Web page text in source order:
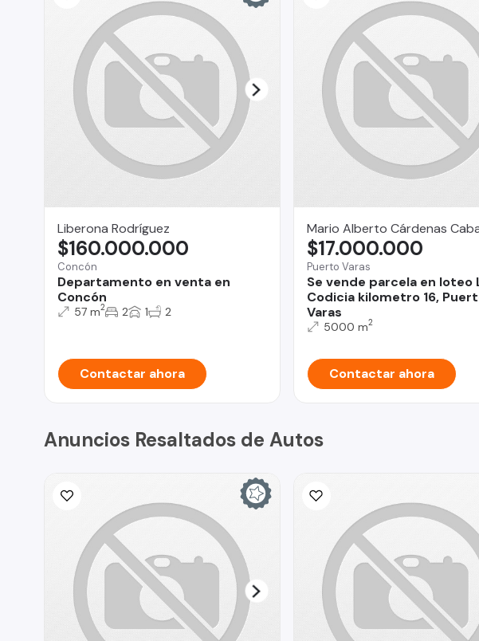
Liberona Rodríguez
Concón
Departamento en venta en
Concón
$160.000.000
57 m2 2 1 2
Contactar ahora
Mario Alberto Cárdenas
Puerto Varas
Se vende parcela en loteo
Codicia kilometro 16,
Varas
$17.000.000
5000 m2
Contactar ahora
Anuncios Resaltados de Autos